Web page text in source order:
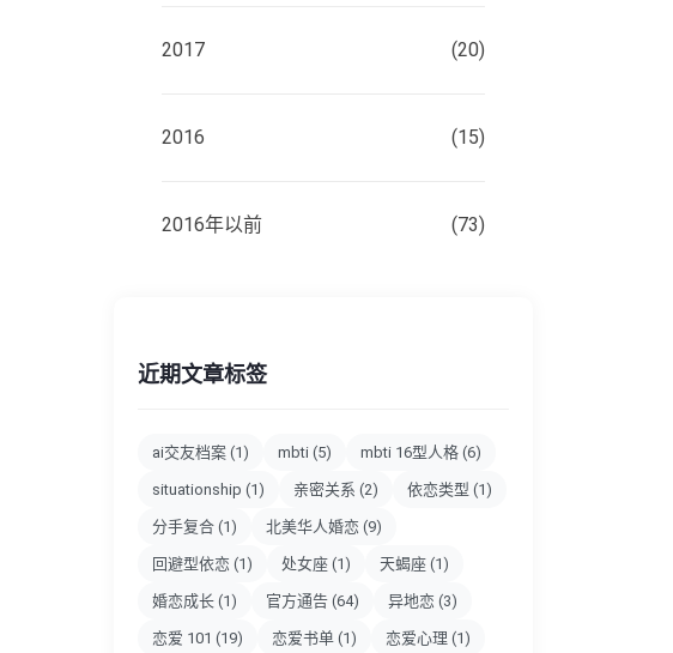
2017 (20)
2016 (15)
2016年以前 (73)
近期文章标签
ai交友档案 (1) mbti (5) mbti 16型人格 (6)
situationship (1) 亲密关系 (2) 依恋类型 (1)
分手复合 (1) 北美华人婚恋 (9)
回避型依恋 (1) 处女座 (1) 天蝎座 (1)
婚恋成长 (1) 官方通告 (64) 异地恋 (3)
恋爱 101 (19) 恋爱书单 (1) 恋爱心理 (1)